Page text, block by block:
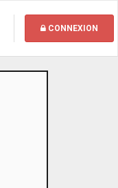
CONNEXION